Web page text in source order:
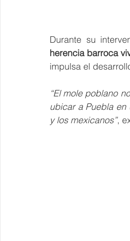
herencia barroca
impulsa el
“El mole poblano
ubicar a Puebla
y los mexicanos”,